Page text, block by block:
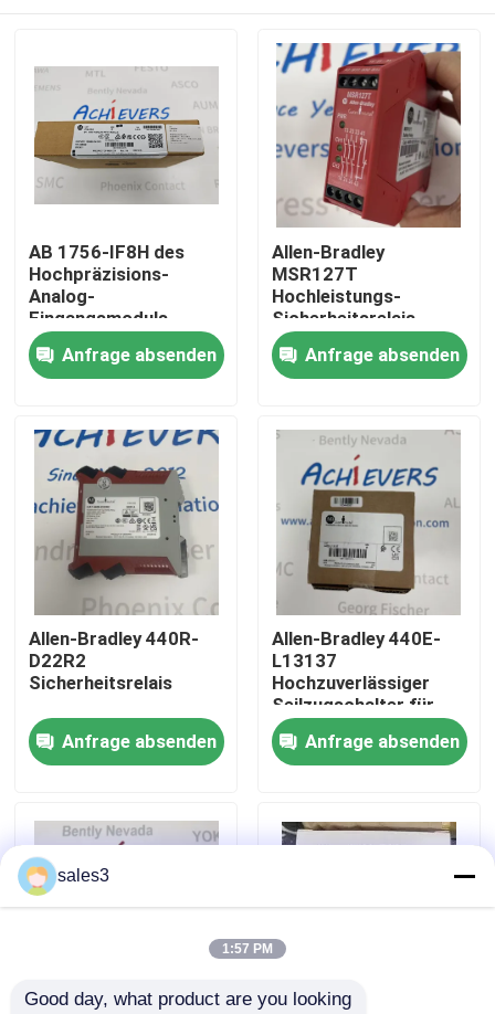
Zu Hause
Produkte
Über uns
Werksbesichtigung
Kontakt mit uns
Neuigkeiten
News
PEPPERL FUCHS Isolierte Barriere
AB 1756-IF8H des
Hochpräzisions-
Analog-
Eingangsmoduls
Anfrage absenden
Allen-Bradley
MSR127T
Hochleistungs-
Sicherheitsrelais
Anfrage absenden
Allen-Bradley 440R-
D22R2
Sicherheitsrelais
Anfrage absenden
Allen-Bradley 440E-
L13137
Hochzuverlässiger
Seilzugschalter für
Sicherheitseinrichtungen
Anfrage absenden
sales3
1:57 PM
Good day, what product are you looking